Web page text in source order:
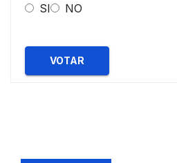
SI NO
VOTAR